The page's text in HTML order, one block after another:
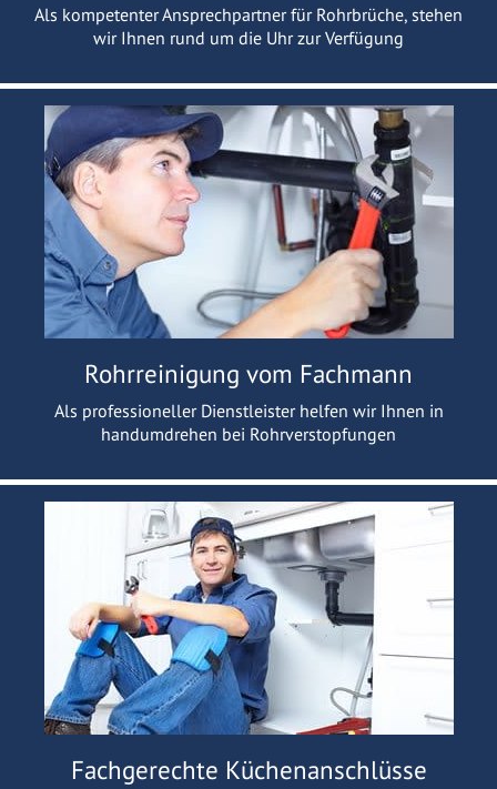
Als kompetenter Ansprechpartner für Rohrbrüche, stehen
wir Ihnen rund um die Uhr zur Verfügung
Rohrreinigung vom Fachmann
Als professioneller Dienstleister helfen wir Ihnen in
handumdrehen bei Rohrverstopfungen
Fachgerechte Küchenanschlüsse